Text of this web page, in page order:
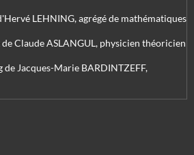
LEHNING, agrégé de mathématiques
de Claude ASLANGUL, physicien théoricien
Jacques-Marie BARDINTZEFF,